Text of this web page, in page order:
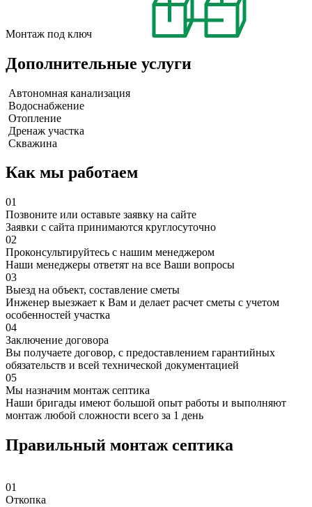
Монтаж под ключ
Дополнительные услуги
Автономная канализация
Водоснабжение
Отопление
Дренаж участка
Скважина
Как мы работаем
01
Позвоните или оставьте заявку на сайте
Заявки с сайта принимаются круглосуточно
02
Проконсультируйтесь с нашим менеджером
Наши менеджеры ответят на все Ваши вопросы
03
Выезд на объект, составление сметы
Инженер выезжает к Вам и делает расчет сметы с учетом
особенностей участка
04
Заключение договора
Вы получаете договор, с предоставлением гарантийных
обязательств и всей технической документацией
05
Мы назначим монтаж септика
Наши бригады имеют большой опыт работы и выполняют
монтаж любой сложности всего за 1 день
Правильный монтаж септика
01
Откопка